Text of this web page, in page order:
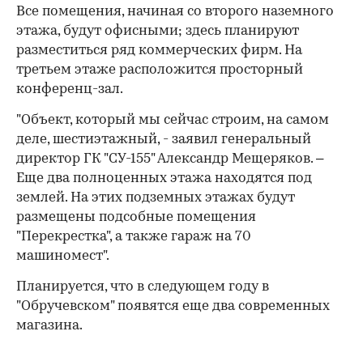
Все помещения, начиная со второго наземного
этажа, будут офисными; здесь планируют
разместиться ряд коммерческих фирм. На
третьем этаже расположится просторный
конференц-зал.
"Объект, который мы сейчас строим, на самом
деле, шестиэтажный, - заявил генеральный
директор ГК "СУ-155" Александр Мещеряков. –
Еще два полноценных этажа находятся под
землей. На этих подземных этажах будут
размещены подсобные помещения
"Перекрестка", а также гараж на 70
машиномест".
Планируется, что в следующем году в
"Обручевском" появятся еще два современных
магазина.